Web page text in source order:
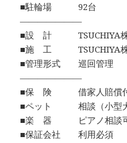
■駐輪場 92台
―――――――
■設 計 TSUCHIYA株
■施 工 TSUCHIYA株
■管理形式 巡回管理
―――――――
■保 険 借家人賠償付
■ペット 相談（小型犬
■楽 器 ピアノ相談
■保証会社 利用必須